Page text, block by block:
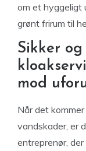
om et hyggeligt
grønt frirum til
Sikker
mod
Når det
vandskader, er
entreprenør,